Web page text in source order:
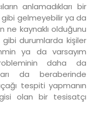
anlamadıkları bir
gelmeyebilir ya da
kaynaklı olduğunu
durumlarda kişiler
ya da varsayım
daha da
da beraberinde
tespiti yapmanın
olan bir tesisatçı